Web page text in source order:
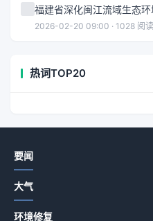
福建省深化闽江流域生态
2026-02-20 09:00 · 1028 阅读
热词TOP20
要闻
大气
环境修复